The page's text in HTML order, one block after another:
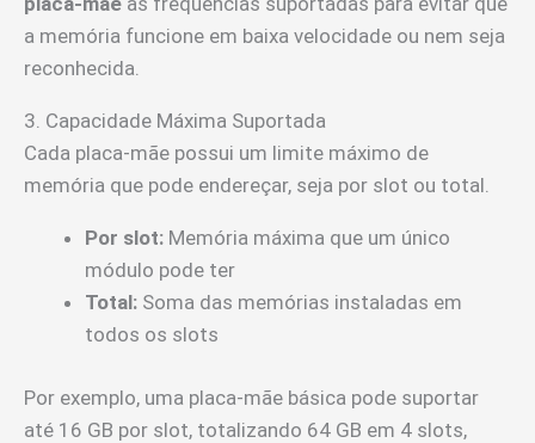
a memória funcione em baixa velocidade ou nem seja
reconhecida.
3. Capacidade Máxima Suportada
Cada placa-mãe possui um limite máximo de
memória que pode endereçar, seja por slot ou total.
Por slot: Memória máxima que um único
módulo pode ter
Total: Soma das memórias instaladas em
todos os slots
Por exemplo, uma placa-mãe básica pode suportar
até 16 GB por slot, totalizando 64 GB em 4 slots,